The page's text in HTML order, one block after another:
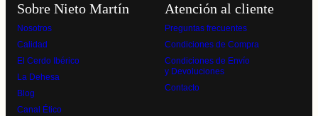
Sobre Nieto Martín
Nosotros
Calidad
El Cerdo Ibérico
La Dehesa
Blog
Canal Ético
Atención al cliente
Preguntas frecuentes
Condiciones de Compra
Condiciones de Envío
y Devoluciones
Contacto